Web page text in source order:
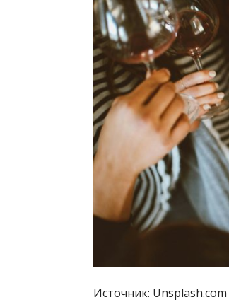
Источник: Unsplash.com